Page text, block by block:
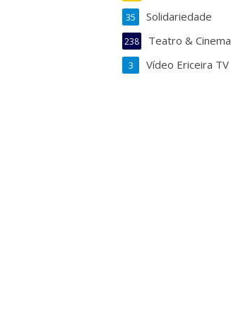
Solidariedade
35
Teatro & Cinema
238
Vídeo Ericeira TV
3